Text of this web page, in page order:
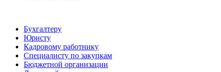
Бухгалтеру
Юристу
Кадровому работнику
Специалисту по закупкам
Бюджетной организации